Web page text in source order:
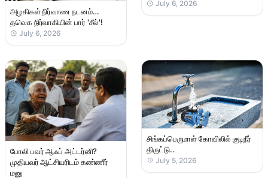
அழகிகள் நிர்வாண நடனம்…
தவெக நிர்வாகியின் பார் 'சீல்'!
July 6, 2026
July 6, 2026
போலி பவர் ஆஃப் அட்டர்னி?
முதியவர் ஆட்சியரிடம் கண்ணீர்
மனு
சிங்கப்பெருமாள் கோவிலில் குடிநீர்
திருட்டு..
July 5, 2026